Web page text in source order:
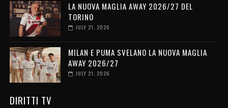
LA NUOVA MAGLIA AWAY 2026/27 DEL
TORINO
JULY 21, 2026
MILAN E PUMA SVELANO LA NUOVA MAGLIA
AWAY 2026/27
JULY 21, 2026
DIRITTI TV